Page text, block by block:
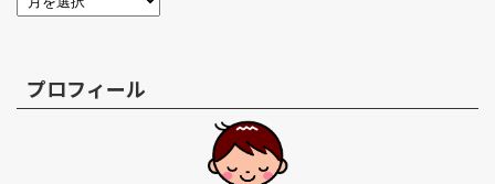
プロフィール